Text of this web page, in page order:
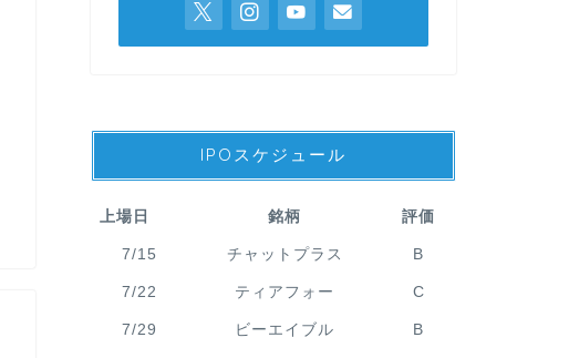
IPOスケジュール
上場日 銘柄 評価
7/15 チャットプラス B
7/22 ティアフォー C
7/29 ビーエイブル B